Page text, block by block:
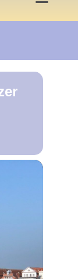
Toggle